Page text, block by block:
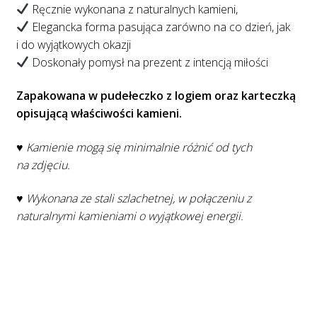
Ręcznie wykonana z naturalnych kamieni,
Elegancka forma pasująca zarówno na co dzień, jak
i do wyjątkowych okazji
Doskonały pomysł na prezent z intencją miłości
Zapakowana w pudełeczko z logiem oraz karteczką
opisującą właściwości kamieni.
♥ Kamienie mogą się minimalnie różnić od tych
na zdjęciu.
♥ Wykonana ze stali szlachetnej, w połączeniu z
naturalnymi kamieniami o wyjątkowej energii.